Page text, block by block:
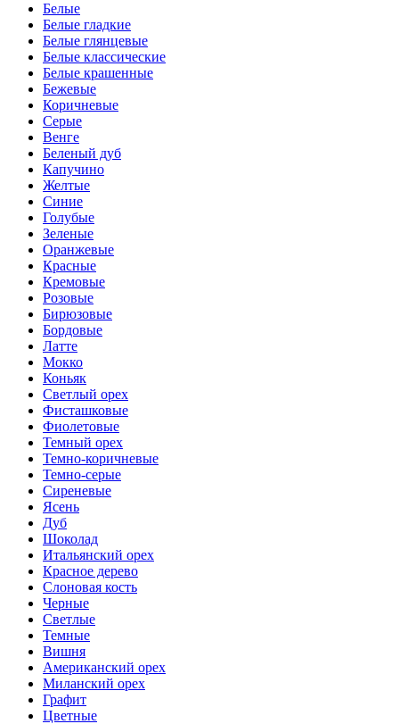
Белые
Белые гладкие
Белые глянцевые
Белые классические
Белые крашенные
Бежевые
Коричневые
Серые
Венге
Беленый дуб
Капучино
Желтые
Синие
Голубые
Зеленые
Оранжевые
Красные
Кремовые
Розовые
Бирюзовые
Бордовые
Латте
Мокко
Коньяк
Светлый орех
Фисташковые
Фиолетовые
Темный орех
Темно-коричневые
Темно-серые
Сиреневые
Ясень
Дуб
Шоколад
Итальянский орех
Красное дерево
Слоновая кость
Черные
Светлые
Темные
Вишня
Американский орех
Миланский орех
Графит
Цветные